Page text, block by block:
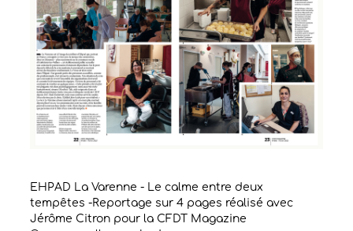
EHPAD La Varenne - Le calme entre deux
tempêtes -Reportage sur 4 pages réalisé avec
Jérôme Citron pour la CFDT Magazine